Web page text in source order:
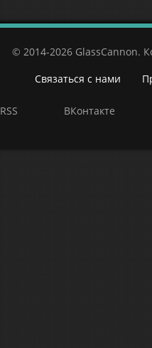
© 2014-2026 GlassCannon.
Связаться с нами
RSS ВКонтакте